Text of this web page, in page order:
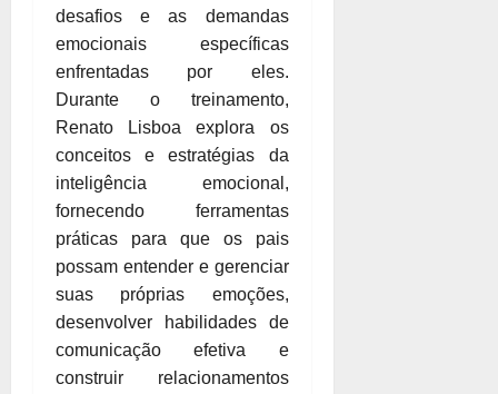
desafios e as demandas
emocionais específicas
enfrentadas por eles.
Durante o treinamento,
Renato Lisboa explora os
conceitos e estratégias da
inteligência emocional,
fornecendo ferramentas
práticas para que os pais
possam entender e gerenciar
suas próprias emoções,
desenvolver habilidades de
comunicação efetiva e
construir relacionamentos